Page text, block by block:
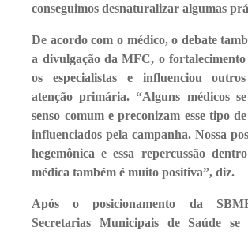
conseguimos desnaturalizar algumas
De acordo com o médico, o debate
a divulgação da MFC, o
os especialistas e influenciou
atenção primária. “Alguns médicos
senso comum e preconizam esse tipo
influenciados pela campanha. Nossa
hegemônica e essa repercussão
médica também é muito positiva”, diz.
Após o posicionamento da
Secretarias Municipais de Saúde se